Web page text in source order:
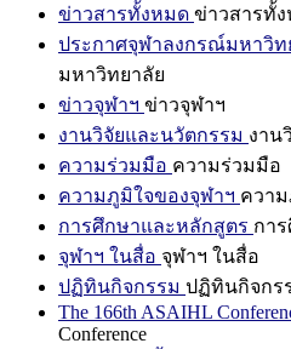
ข่าวสารทั้งหมด ข่าวสารทั้
ประกาศจุฬาลงกรณ์มหาวิท
มหาวิทยาลัย
ข่าวจุฬาฯ ข่าวจุฬาฯ
งานวิจัยและนวัตกรรม งาน
ความร่วมมือ ความร่วมมือ
ความภูมิใจของจุฬาฯ ควา
การศึกษาและหลักสูตร กา
จุฬาฯ ในสื่อ จุฬาฯ ในสื่อ
ปฏิทินกิจกรรม ปฏิทินกิจกร
The 166th ASAIHL
Conference